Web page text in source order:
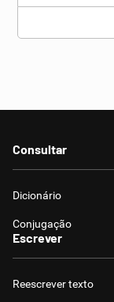
Consultar
Dicionário
Conjugação
Escrever
Reescrever texto